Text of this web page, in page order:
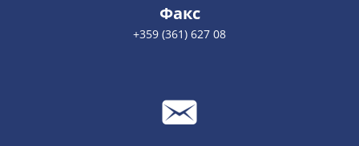
Факс
+359 (361) 627 08